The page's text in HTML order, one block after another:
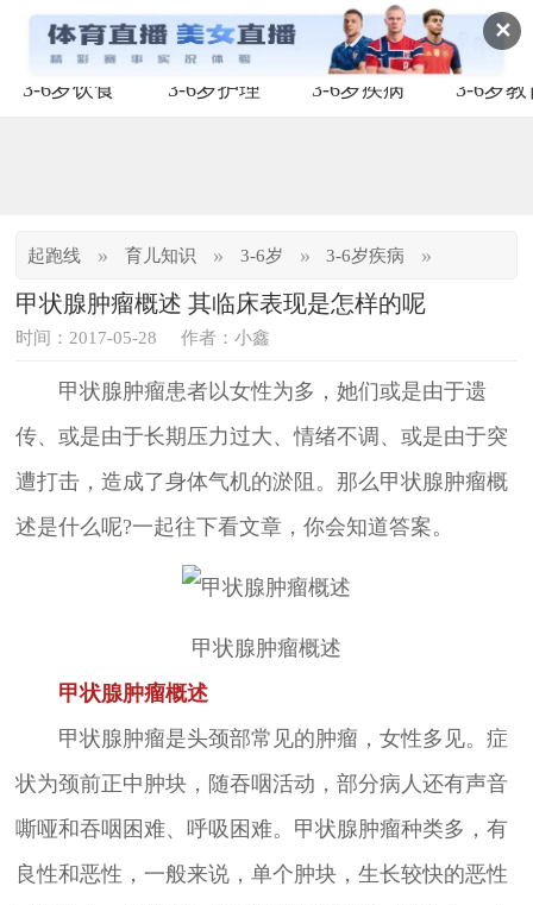
✕
3-6岁饮食 3-6岁护理 3-6岁疾病 3-6岁教
起跑线 » 育儿知识 » 3-6岁 » 3-6岁疾病 »
甲状腺肿瘤概述 其临床表现是怎样的呢
时间：2017-05-28 作者：小鑫
甲状腺肿瘤患者以女性为多，她们或是由于遗
传、或是由于长期压力过大、情绪不调、或是由于突
遭打击，造成了身体气机的淤阻。那么甲状腺肿瘤概
述是什么呢?一起往下看文章，你会知道答案。
甲状腺肿瘤概述
甲状腺肿瘤概述
甲状腺肿瘤是头颈部常见的肿瘤，女性多见。症
状为颈前正中肿块，随吞咽活动，部分病人还有声音
嘶哑和吞咽困难、呼吸困难。甲状腺肿瘤种类多，有
良性和恶性，一般来说，单个肿块，生长较快的恶性